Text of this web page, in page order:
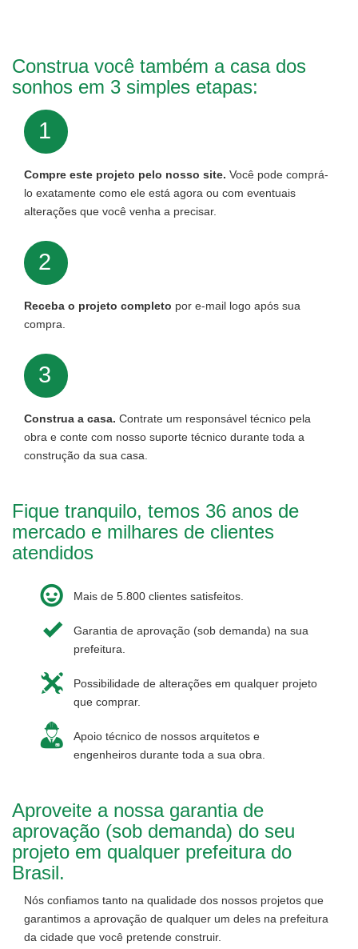
Construa você também a casa dos
sonhos em 3 simples etapas:
1
Compre este projeto pelo nosso site. Você pode comprá-
lo exatamente como ele está agora ou com eventuais
alterações que você venha a precisar.
2
Receba o projeto completo por e-mail logo após sua
compra.
3
Construa a casa. Contrate um responsável técnico pela
obra e conte com nosso suporte técnico durante toda a
construção da sua casa.
Fique tranquilo, temos 36 anos de
mercado e milhares de clientes
atendidos
Mais de 5.800 clientes satisfeitos.
Garantia de aprovação (sob demanda) na sua
prefeitura.
Possibilidade de alterações em qualquer projeto
que comprar.
Apoio técnico de nossos arquitetos e
engenheiros durante toda a sua obra.
Aproveite a nossa garantia de
aprovação (sob demanda) do seu
projeto em qualquer prefeitura do
Brasil.
Nós confiamos tanto na qualidade dos nossos projetos que
garantimos a aprovação de qualquer um deles na prefeitura
da cidade que você pretende construir.